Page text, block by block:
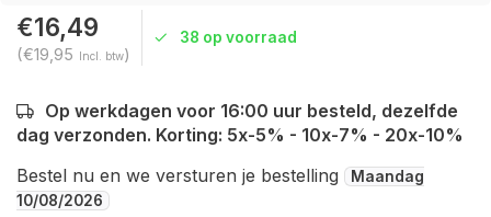
€16,49
(€19,95 Incl. btw)
38 op voorraad
Op werkdagen voor 16:00 uur besteld, dezelfde
dag verzonden. Korting: 5x-5% - 10x-7% - 20x-10%
Bestel nu en we versturen je bestelling
Maandag
10/08/2026